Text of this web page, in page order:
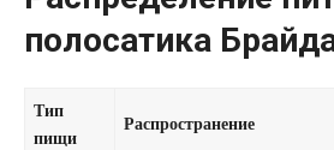
полосатика
Тип
пищи
Распространение